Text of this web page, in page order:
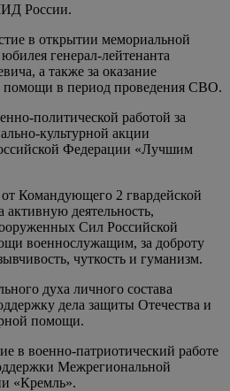
России.
в открытии мемориальной
генерал-лейтенанта
а также за оказание
помощи в период проведения СВО.
политической работой за
культурной акции
Федерации «Лучшим
Командующего 2 гвардейской
деятельность,
Сил Российской
военнослужащим, за доброту
чуткость и гуманизм.
духа личного состава
дела защиты Отечества и
помощи.
в военно-патриотический работе
Межрегиональной
«Кремль».